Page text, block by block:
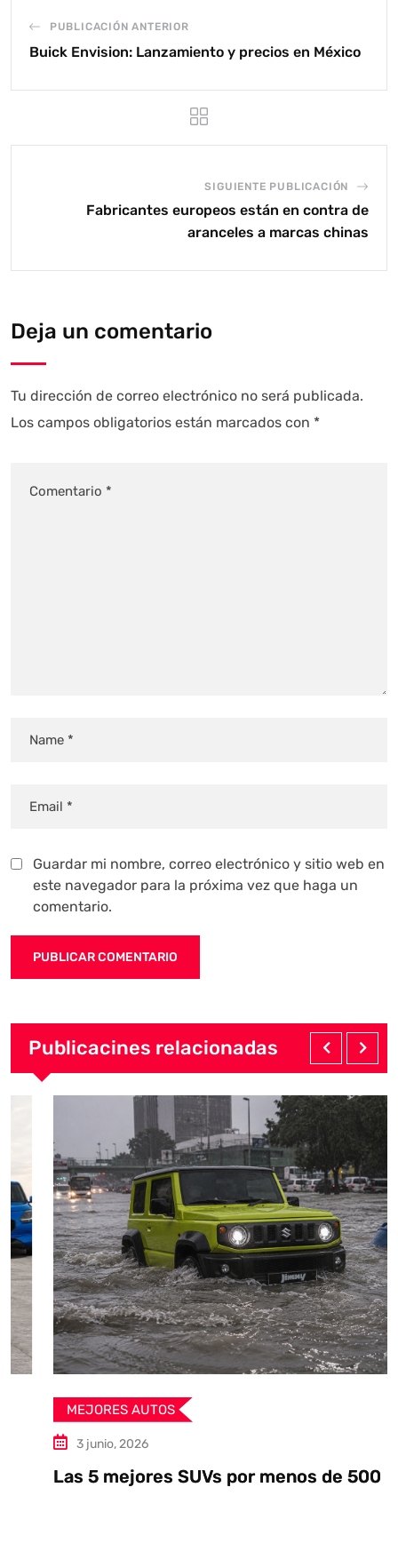
PUBLICACIÓN ANTERIOR
Buick Envision: Lanzamiento y precios en México
SIGUIENTE PUBLICACIÓN
Fabricantes europeos están en contra de
aranceles a marcas chinas
Deja un comentario
Tu dirección de correo electrónico no será publicada.
Los campos obligatorios están marcados con *
Guardar mi nombre, correo electrónico y sitio web en
este navegador para la próxima vez que haga un
comentario.
Publicacines relacionadas
MEJORES AUTOS
3 junio, 2026
Las 5 mejores SUVs por menos de 500